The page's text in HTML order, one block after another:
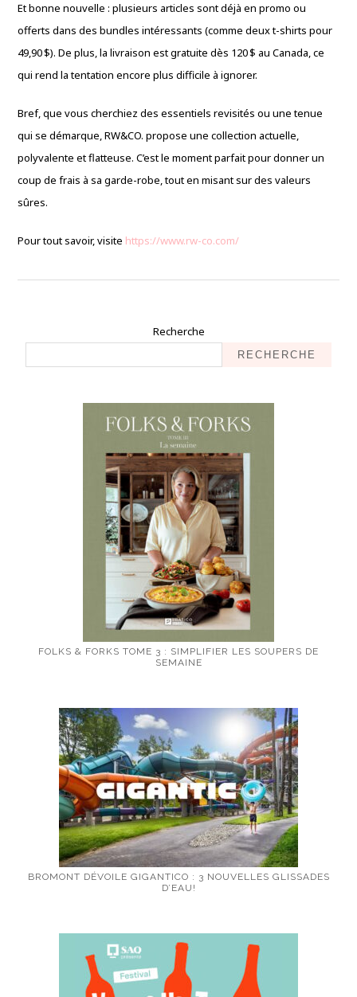
Et bonne nouvelle : plusieurs articles sont déjà en promo ou
offerts dans des bundles intéressants (comme deux t-shirts pour
49,90 $). De plus, la livraison est gratuite dès 120 $ au Canada, ce
qui rend la tentation encore plus difficile à ignorer.
Bref, que vous cherchiez des essentiels revisités ou une tenue
qui se démarque, RW&CO. propose une collection actuelle,
polyvalente et flatteuse. C’est le moment parfait pour donner un
coup de frais à sa garde-robe, tout en misant sur des valeurs
sûres.
Pour tout savoir, visite https://www.rw-co.com/
Recherche
RECHERCHE
FOLKS & FORKS TOME 3 : SIMPLIFIER LES SOUPERS DE
SEMAINE
BROMONT DÉVOILE GIGANTICO : 3 NOUVELLES GLISSADES
D’EAU!